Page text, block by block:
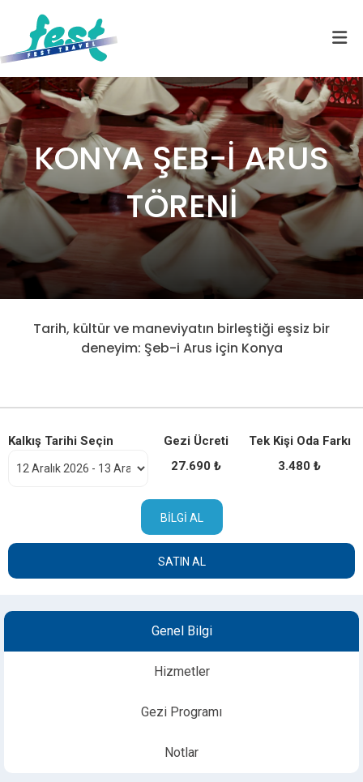
KONYA ŞEB-İ ARUS
TÖRENİ
Tarih, kültür ve maneviyatın birleştiği eşsiz bir
deneyim: Şeb-i Arus için Konya
Kalkış Tarihi Seçin
Gezi Ücreti
27.690 ₺
Tek Kişi Oda Farkı
3.480 ₺
BILGI AL
SATIN AL
Genel Bilgi
Hizmetler
Gezi Programı
Notlar